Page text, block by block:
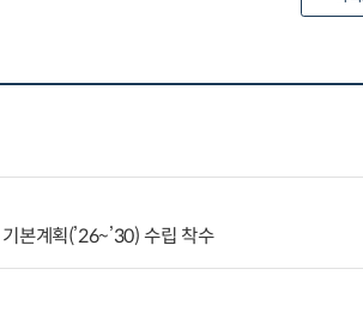
본계획(’26~’30) 수립 착수